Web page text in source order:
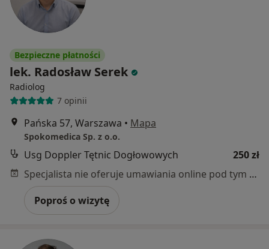
Bezpieczne płatności
lek. Radosław Serek
Radiolog
7 opinii
Pańska 57, Warszawa • Mapa
Spokomedica Sp. z o.o.
Usg Doppler Tętnic Dogłowowych
250 zł
Specjalista nie oferuje umawiania online pod tym adresem.
Poproś o wizytę